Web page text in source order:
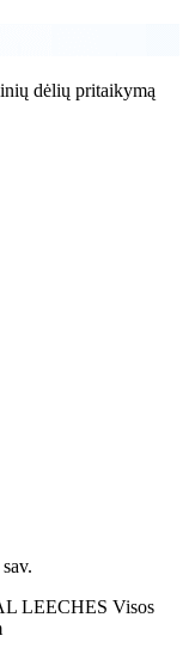
dėlių pritaikymą
LEECHES Visos